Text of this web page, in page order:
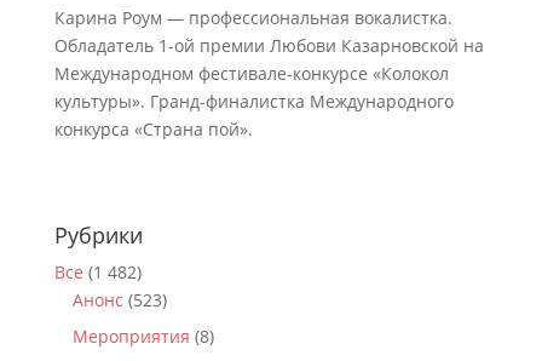
Карина Роум — профессиональная вокалистка.
Обладатель 1-ой премии Любови Казарновской на
Международном фестивале-конкурсе «Колокол
культуры». Гранд-финалистка Международного
конкурса «Страна пой».
Рубрики
Все (1 482)
Анонс (523)
Мероприятия (8)